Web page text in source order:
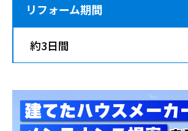
リフォーム期間
約3日間